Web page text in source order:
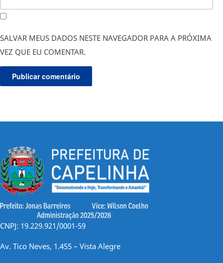
SALVAR MEUS DADOS NESTE NAVEGADOR PARA A PRÓXIMA
VEZ QUE EU COMENTAR.
CNPJ: 19.229.921/0001-59
Av. Tico Neves, 1.455 – Vista Alegre